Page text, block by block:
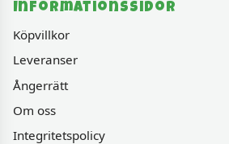
Informationssidor
Köpvillkor
Leveranser
Ångerrätt
Om oss
Integritetspolicy